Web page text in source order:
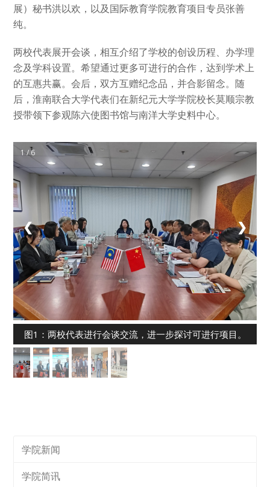
展）秘书洪以欢，以及国际教育学院教育项目专员张善
纯。
两校代表展开会谈，相互介绍了学校的创设历程、办学理
念及学科设置。希望通过更多可进行的合作，达到学术上
的互惠共赢。会后，双方互赠纪念品，并合影留念。随
后，淮南联合大学代表们在新纪元大学学院校长莫顺宗教
授带领下参观陈六使图书馆与南洋大学史料中心。
1 / 6
❮ ❯
图1：两校代表进行会谈交流，进一步探讨可进行项目。
学院新闻
学院简讯